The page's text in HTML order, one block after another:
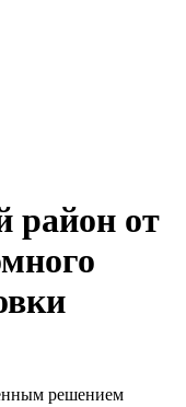
район от
решением